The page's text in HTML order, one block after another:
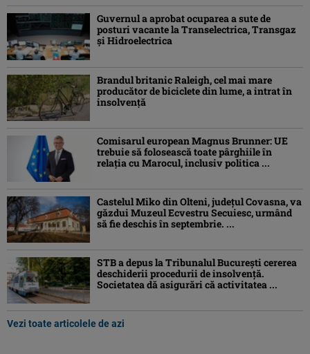
Guvernul a aprobat ocuparea a sute de
posturi vacante la Transelectrica, Transgaz
și Hidroelectrica
Brandul britanic Raleigh, cel mai mare
producător de biciclete din lume, a intrat în
insolvență
Comisarul european Magnus Brunner: UE
trebuie să folosească toate pârghiile în
relația cu Marocul, inclusiv politica ...
Castelul Miko din Olteni, județul Covasna, va
găzdui Muzeul Ecvestru Secuiesc, urmând
să fie deschis în septembrie. ...
STB a depus la Tribunalul București cererea
deschiderii procedurii de insolvență.
Societatea dă asigurări că activitatea ...
Vezi toate articolele de azi